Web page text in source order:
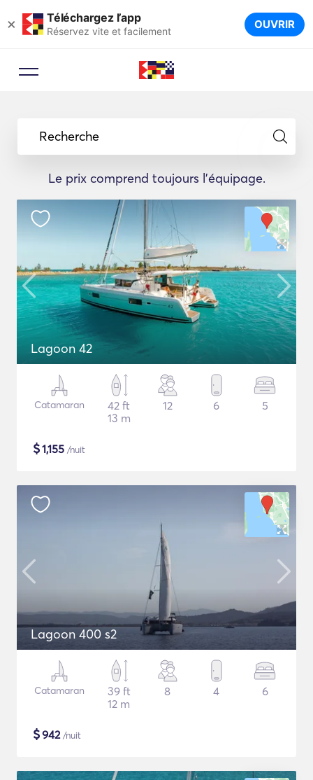
× Téléchargez l’app
Réservez vite et facilement OUVRIR
Recherche
Le prix comprend toujours l'équipage.
Lagoon 42
Catamaran
42 ft
13 m
12 6 5
$1,155 /nuit
Lagoon 400 s2
Catamaran
39 ft
12 m
8 4 6
$942/nuit